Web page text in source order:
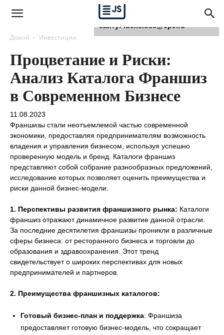
Домой Инвестиции
Процветание и Риски:
Анализ Каталога Франшиз
в Современном Бизнесе
11.08.2023
Франшизы стали неотъемлемой частью современной
экономики, предоставляя предпринимателям возможность
владения и управления бизнесом, используя успешно
проверенную модель и бренд. Каталоги франшиз
представляют собой собрание разнообразных предложений,
исследование которых позволяет оценить преимущества и
риски данной бизнес-модели.
1. Перспективы развития франшизного рынка: Каталоги
франшиз отражают динамичное развитие данной отрасли.
За последние десятилетия франшизы проникли в различные
сферы бизнеса: от ресторанного бизнеса и торговли до
образования и здравоохранения. Этот тренд
свидетельствует о широких перспективах для новых
предпринимателей и партнеров.
2. Преимущества франшизных каталогов:
Готовый бизнес-план и поддержка: Франшиза
предоставляет готовую бизнес-модель, что сокращает
Для любых предложений по
сайту: luckclose@cp9.ru